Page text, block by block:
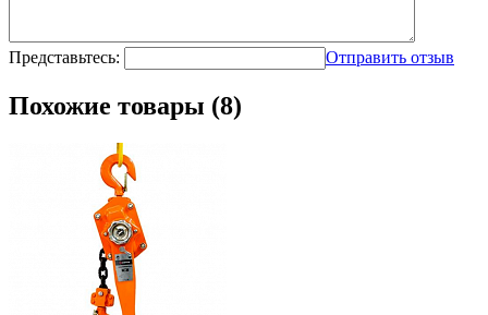
Представьтесь: Отправить отзыв
Похожие товары (8)